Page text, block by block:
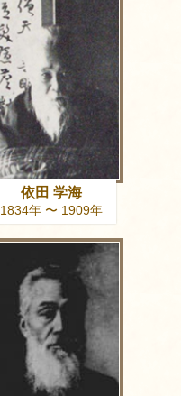
依田 学海
1834年 〜 1909年